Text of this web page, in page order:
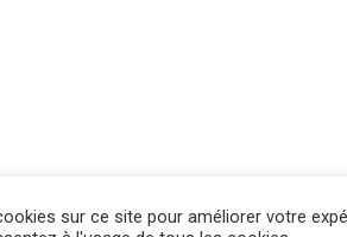
sur ce site pour améliorer votre